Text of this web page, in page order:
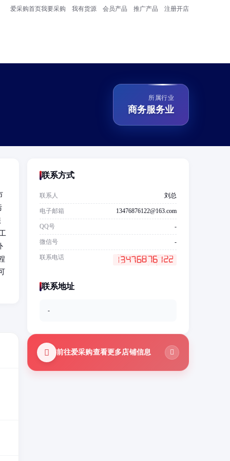
爱采购首页我要采购 我有货源 会员产品 推广产品 注册开店
所属行业
商务服务业
联系方式
联系人 刘总
电子邮箱 13476876122@163.com
QQ号 -
微信号 -
联系电话
联系地址
-
前往爱采购查看更多店铺信息